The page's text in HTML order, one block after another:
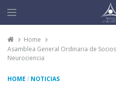
Home
Asamblea General Ordinaria de
Neurociencia
HOME / NOTICIAS